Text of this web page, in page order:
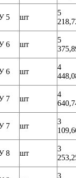
5
шт
5
6
шт
5
6
шт
4
7
шт
4
7
шт
3
8
шт
3
3